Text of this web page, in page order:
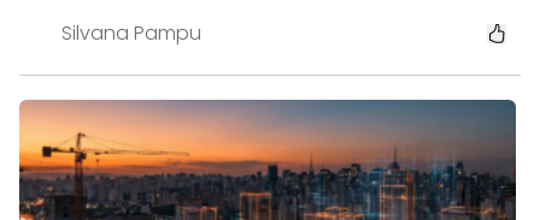
Silvana Pampu